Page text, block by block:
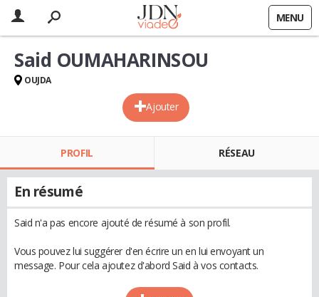
MENU
Ajouter
Said OUMAHARINSOU
OUJDA
PROFIL RÉSEAU
En résumé
Said n'a pas encore ajouté de résumé à son profil.
Vous pouvez lui suggérer d'en écrire un en lui envoyant un
message. Pour cela ajoutez d'abord Said à vos contacts.